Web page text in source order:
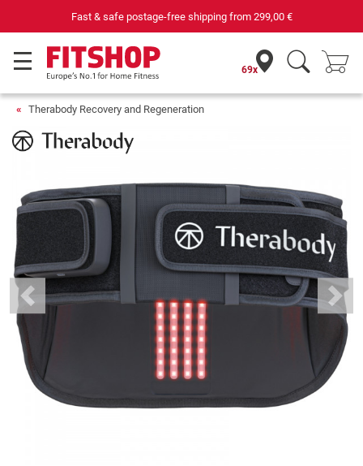
Fast & safe postage-free shipping from 299,00 €
69x
Therabody Recovery and Regeneration
Previous Next